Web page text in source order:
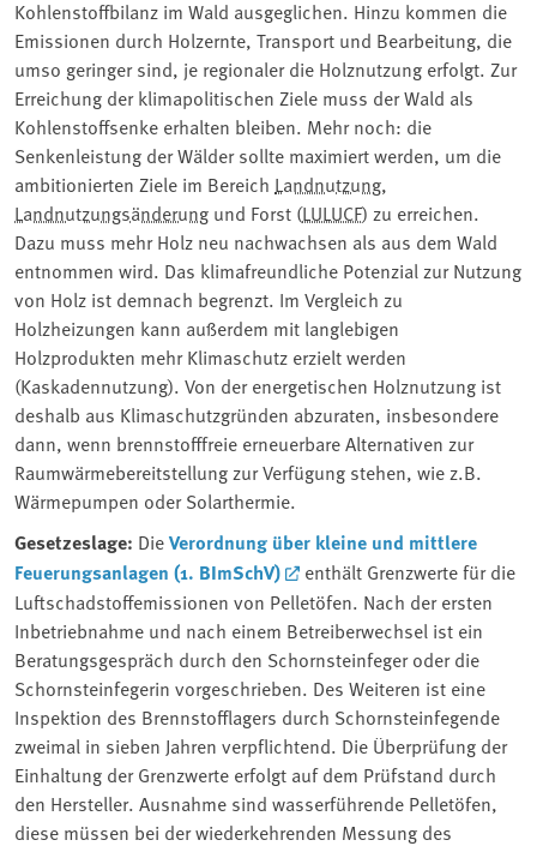
Kohlenstoffbilanz im Wald ausgeglichen. Hinzu kommen die
Emissionen durch Holzernte, Transport und Bearbeitung, die
umso geringer sind, je regionaler die Holznutzung erfolgt. Zur
Erreichung der klimapolitischen Ziele muss der Wald als
Kohlenstoffsenke erhalten bleiben. Mehr noch: die
Senkenleistung der Wälder sollte maximiert werden, um die
ambitionierten Ziele im Bereich Landnutzung,
Landnutzungsänderung und Forst (LULUCF) zu erreichen.
Dazu muss mehr Holz neu nachwachsen als aus dem Wald
entnommen wird. Das klimafreundliche Potenzial zur Nutzung
von Holz ist demnach begrenzt. Im Vergleich zu
Holzheizungen kann außerdem mit langlebigen
Holzprodukten mehr Klimaschutz erzielt werden
(Kaskadennutzung). Von der energetischen Holznutzung ist
deshalb aus Klimaschutzgründen abzuraten, insbesondere
dann, wenn brennstofffreie erneuerbare Alternativen zur
Raumwärmebereitstellung zur Verfügung stehen, wie z.B.
Wärmepumpen oder Solarthermie.
Gesetzeslage: DieVerordnung über kleine und mittlere
Feuerungsanlagen (1. BImSchV)
enthält Grenzwerte für die
Luftschadstoffemissionen von Pelletöfen. Nach der ersten
Inbetriebnahme und nach einem Betreiberwechsel ist ein
Beratungsgespräch durch den Schornsteinfeger oder die
Schornsteinfegerin vorgeschrieben. Des Weiteren ist eine
Inspektion des Brennstofflagers durch Schornsteinfegende
zweimal in sieben Jahren verpflichtend. Die Überprüfung der
Einhaltung der Grenzwerte erfolgt auf dem Prüfstand durch
den Hersteller. Ausnahme sind wasserführende Pelletöfen,
diese müssen bei der wiederkehrenden Messung des